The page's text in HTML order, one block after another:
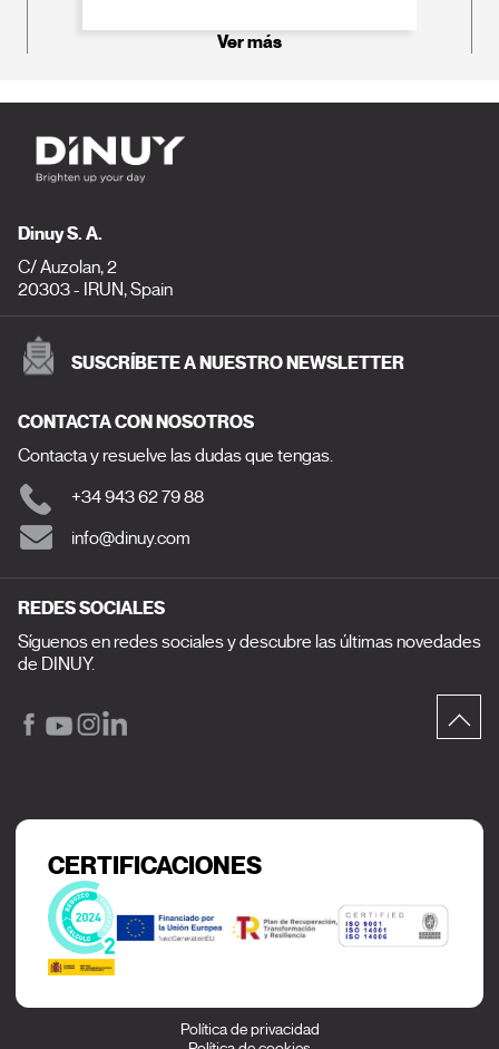
Ver más
Dinuy S. A.
C/ Auzolan, 2
20303 - IRUN, Spain
SUSCRÍBETE A NUESTRO NEWSLETTER
CONTACTA CON NOSOTROS
Contacta y resuelve las dudas que tengas.
+34 943 62 79 88
info@dinuy.com
REDES SOCIALES
Síguenos en redes sociales y descubre las últimas novedades
de DINUY.
CERTIFICACIONES
Política de privacidad